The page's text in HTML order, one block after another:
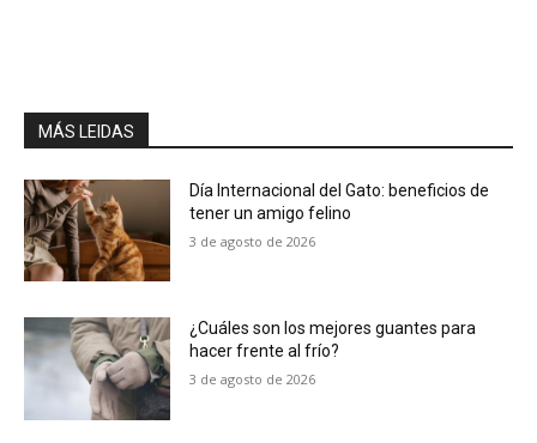
MÁS LEIDAS
Día Internacional del Gato: beneficios de
tener un amigo felino
3 de agosto de 2026
¿Cuáles son los mejores guantes para
hacer frente al frío?
3 de agosto de 2026